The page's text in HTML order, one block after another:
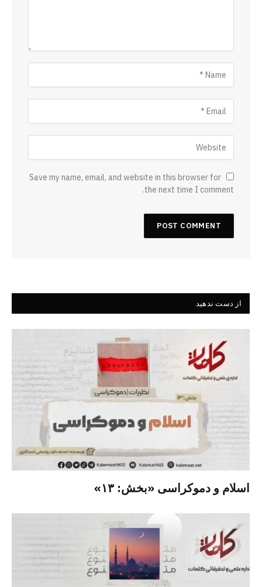
Save my name, email, and website in this browser for
the next time I comment.
از دست ندهید
اسلام و دموکراسی «بخش: ۱۳»